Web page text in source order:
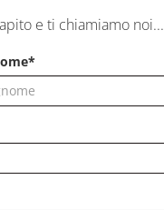
e ti chiamiamo noi...